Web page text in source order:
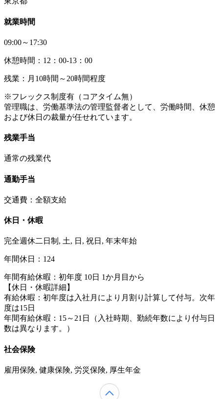
就業時間
09:00～17:30
休憩時間：12：00-13：00
残業：月10時間～20時間程度
※フレックス制度有（コアタイム無）
管理職は、労働基準法の管理監督者として、労働時間、休憩
および休日の裁量が任せれています。
残業手当
通常の残業代
通勤手当
交通費：全額支給
休日・休暇
完全週休二日制, 土, 日, 祝日, 年末年始
年間休日：124
年間有給休暇：初年度 10日 1か月目から
【休日・休暇詳細】
有給休暇：初年度は入社月により月割り計算して付与。次年
度は15日
年間有給休暇：15～21日（入社時期、勤続年数により付与日
数は異なります。）
社会保険
雇用保険, 健康保険, 労災保険, 厚生年金